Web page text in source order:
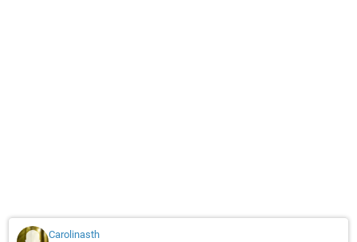
Carolinasth